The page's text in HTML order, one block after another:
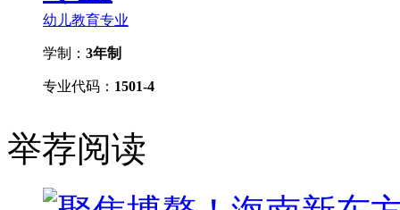
幼儿教育专业
学制： 3年制
专业代码： 1501-4
举荐阅读